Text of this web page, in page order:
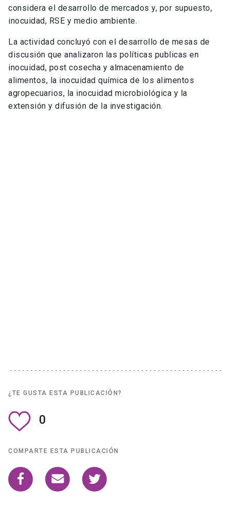
considera el desarrollo de mercados y, por supuesto,
inocuidad, RSE y medio ambiente.
La actividad concluyó con el desarrollo de mesas de
discusión que analizaron las políticas publicas en
inocuidad, post cosecha y almacenamiento de
alimentos, la inocuidad química de los alimentos
agropecuarios, la inocuidad microbiológica y la
extensión y difusión de la investigación.
¿TE GUSTA ESTA PUBLICACIÓN?
0
COMPARTE ESTA PUBLICACIÓN